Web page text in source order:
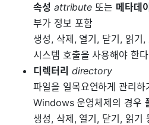
속성 attribute 또는 메타데
부가 정보 포함
생성, 삭제, 열기, 닫기, 읽기
시스템 호출을 사용해야 한다
디렉터리 directory
파일을 일목요연하게 관리하
Windows 운영체제의 경우
생성, 삭제, 열기, 닫기, 읽기